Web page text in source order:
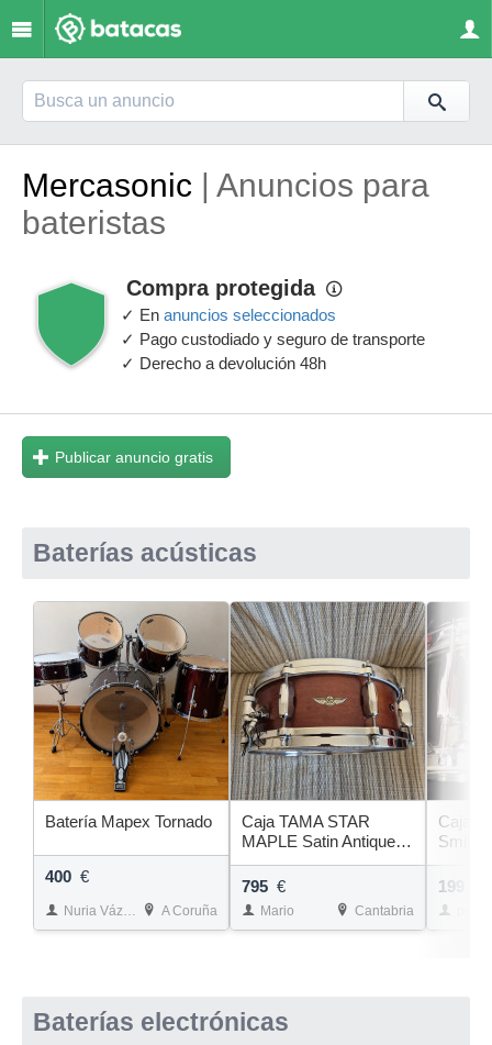
Mercasonic | Anuncios para
bateristas
Compra protegida
✓ En anuncios seleccionados
✓ Pago custodiado y seguro de transporte
✓ Derecho a devolución 48h
Publicar anuncio gratis
Baterías acústicas
Batería Mapex Tornado
400 €
Nuria Vázquez A Coruña
Caja TAMA STAR
MAPLE Satin Antique
Brown 14"x5,5"
795 €
Mario Cantabria
Caja
Smith
199
Baterías electrónicas